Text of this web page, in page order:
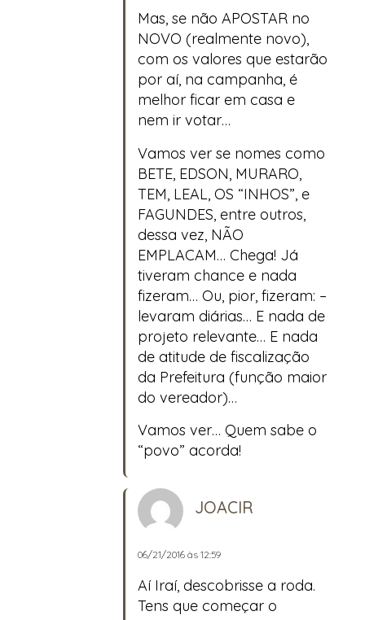
Mas, se não APOSTAR no
NOVO (realmente novo),
com os valores que estarão
por aí, na campanha, é
melhor ficar em casa e
nem ir votar…
Vamos ver se nomes como
BETE, EDSON, MURARO,
TEM, LEAL, OS “INHOS”, e
FAGUNDES, entre outros,
dessa vez, NÃO
EMPLACAM… Chega! Já
tiveram chance e nada
fizeram… Ou, pior, fizeram: –
levaram diárias… E nada de
projeto relevante… E nada
de atitude de fiscalização
da Prefeitura (função maior
do vereador)…
Vamos ver… Quem sabe o
“povo” acorda!
JOACIR
06/21/2016 às 12:59
Aí Iraí, descobrisse a roda.
Tens que começar o